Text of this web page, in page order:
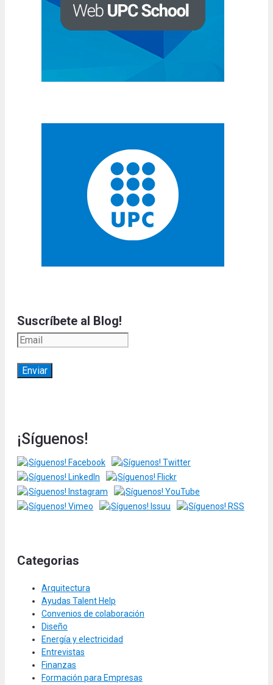
Suscríbete al Blog!
¡Síguenos!
Categorias
Arquitectura
Ayudas Talent Help
Convenios de colaboración
Diseño
Energía y electricidad
Entrevistas
Finanzas
Formación para Empresas